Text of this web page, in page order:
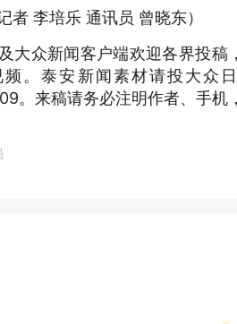
者 李培乐 通讯员 曾晓东）
及大众新闻客户端欢迎各界投
。泰安新闻素材请投大众
。来稿请务必注明作者、手机